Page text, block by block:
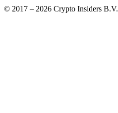
© 2017 – 2026 Crypto Insiders B.V.